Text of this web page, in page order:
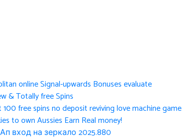
online Signal-upwards Bonuses evaluate
& Totally free Spins
free spins no deposit reviving love machine game
to own Aussies Earn Real money!
вход на зеркало 2025.880